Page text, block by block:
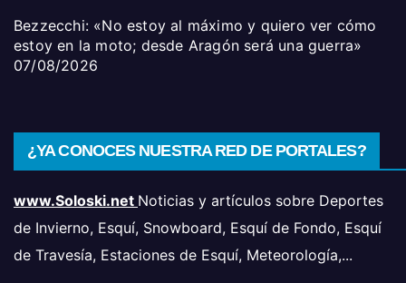
Bezzecchi: «No estoy al máximo y quiero ver cómo
estoy en la moto; desde Aragón será una guerra»
07/08/2026
¿YA CONOCES NUESTRA RED DE PORTALES?
www.Soloski.net Noticias y artículos sobre Deportes
de Invierno, Esquí, Snowboard, Esquí de Fondo, Esquí
de Travesía, Estaciones de Esquí, Meteorología,...